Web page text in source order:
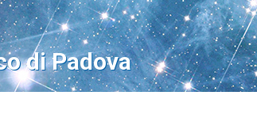
di Padova